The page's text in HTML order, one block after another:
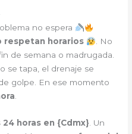
no espera
respetan horarios
. No
de semana o madrugada.
se tapa, el drenaje se
golpe. En ese momento
.
horas en {Cdmx} . Un